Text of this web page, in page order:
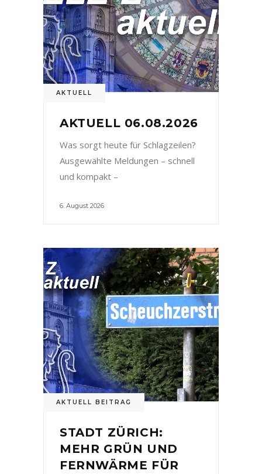
AKTUELL
AKTUELL 06.08.2026
Was sorgt heute für Schlagzeilen?
Ausgewählte Meldungen – schnell
und kompakt –
6. August 2026
AKTUELL BEITRAG
STADT ZÜRICH:
MEHR GRÜN UND
FERNWÄRME FÜR